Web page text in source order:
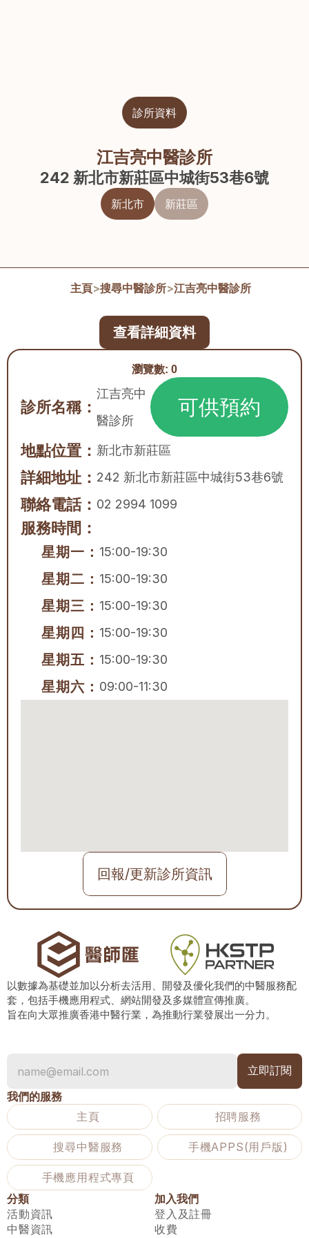
診所資料
江吉亮中醫診所
242 新北市新莊區中城街53巷6號
新北市 新莊區
主頁>搜尋中醫診所>江吉亮中醫診所
瀏覽數: 0
診所名稱：
江吉亮中
醫診所
可供預約
地點位置： 新北市新莊區
詳細地址： 242 新北市新莊區中城街53巷6號
聯絡電話： 02 2994 1099
服務時間：
星期一： 15:00-19:30
星期二： 15:00-19:30
星期三： 15:00-19:30
星期四： 15:00-19:30
星期五： 15:00-19:30
星期六： 09:00-11:30
回報/更新診所資訊
查看詳細資料
以數據為基礎並加以分析去活用、開發及優化我們的中醫服務配
套，包括手機應用程式、網站開發及多媒體宣傳推廣。
旨在向大眾推廣香港中醫行業，為推動行業發展出一分力。
我們的服務
主頁
招聘服務
搜尋中醫服務 手機APPS(用戶版)
手機應用程式專頁
分類
活動資訊
中醫資訊
加入我們
登入及註冊
收費